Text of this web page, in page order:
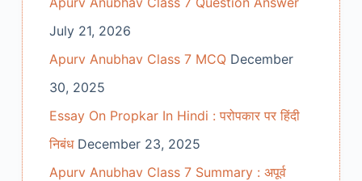
July 21, 2026
Apurv Anubhav Class 7 MCQ December
30, 2025
Essay On Propkar In Hindi : परोपकार पर हिंदी
निबंध December 23, 2025
Apurv Anubhav Class 7 Summary : अपूर्व